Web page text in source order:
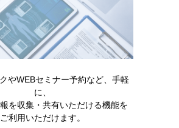
ノウハウ
関する最新の知見
やWEBセミナー予約など、手軽
に、
を収集・共有いただける機能を
ご利用いただけます。